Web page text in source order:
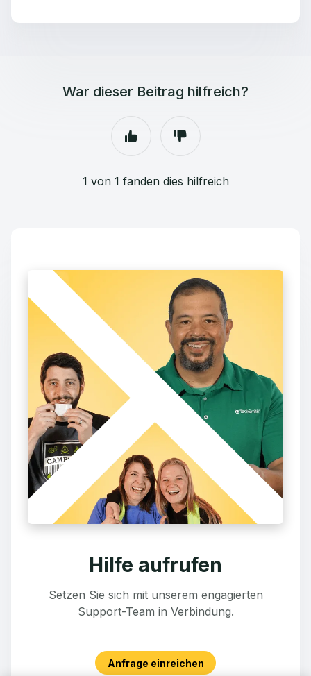
War dieser Beitrag hilfreich?
1 von 1 fanden dies hilfreich
Hilfe aufrufen
Setzen Sie sich mit unserem engagierten
Support-Team in Verbindung.
Anfrage einreichen